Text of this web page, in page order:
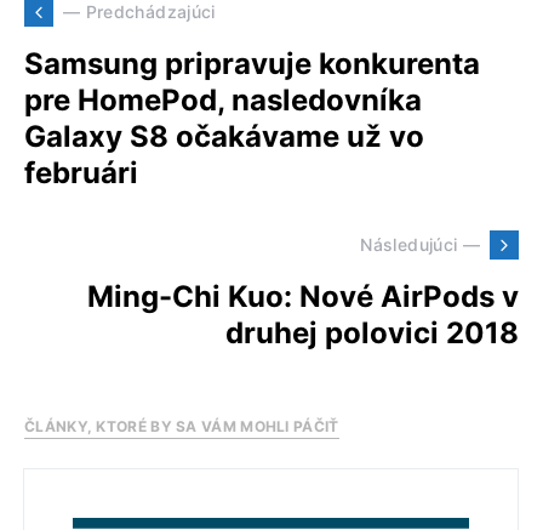
— Predchádzajúci
Samsung pripravuje konkurenta
pre HomePod, nasledovníka
Galaxy S8 očakávame už vo
februári
Následujúci —
Ming-Chi Kuo: Nové AirPods v
druhej polovici 2018
ČLÁNKY, KTORÉ BY SA VÁM MOHLI PÁČIŤ